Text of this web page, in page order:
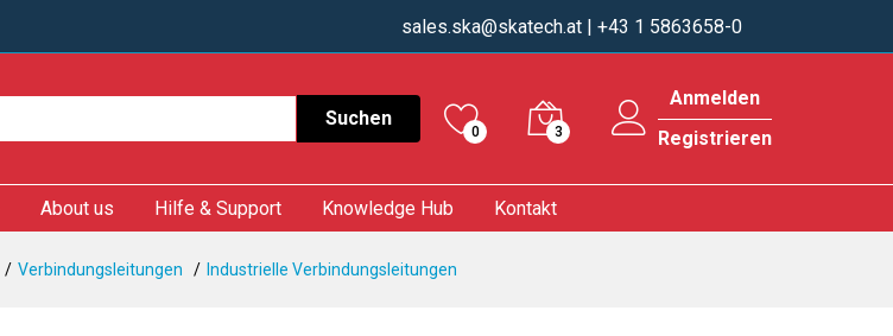
sales.ska@skatech.at | +43 1 5863658-0
Suchen
0 3
Anmelden
Registrieren
About us Hilfe & Support Knowledge Hub Kontakt
Verbindungsleitungen Industrielle Verbindungsleitungen